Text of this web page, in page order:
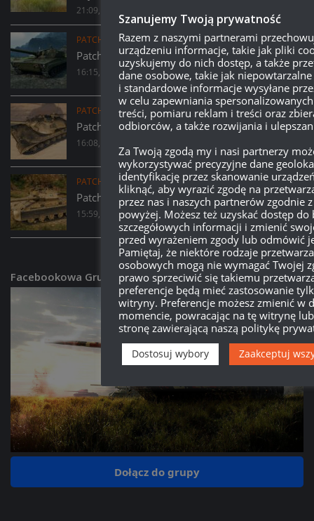
21:09, 2 LIPCA 2026
PATCHE WORLD OF TANKS
Patch 2.3.1: Kolczatka – opis i screeny
16:15, 29 CZERWCA 2026
PATCHE WORLD OF TANKS
Patch 2.3.1: 63TP Rycerski – opis i screeny
16:08, 29 CZERWCA 2026
PATCHE WORLD OF TANKS
Patch 2.3.1: Donnola – opis i screeny
15:59, 29 CZERWCA 2026
Facebookowa Grupa Wot
Dołącz do grupy
Szanujemy Twoją prywatność
Razem z naszymi partnerami
urządzeniu informacje, takie jak pliki
uzyskujemy do nich dostęp, a także
dane osobowe, takie jak
i standardowe informacje wysyłane
w celu zapewniania
treści, pomiaru reklam i treści oraz
odbiorców, a także rozwijania i
Za Twoją zgodą my i nasi partnerzy
wykorzystywać precyzyjne dane
identyfikację przez skanowanie
kliknąć, aby wyrazić zgodę na
przez nas i naszych partnerów zgodnie
powyżej. Możesz też uzyskać dostęp do
szczegółowych informacji i zmienić
przed wyrażeniem zgody lub odmówić
Pamiętaj, że niektóre rodzaje
osobowych mogą nie wymagać Twojej
prawo sprzeciwić się takiemu
preferencje będą mieć zastosowanie
witryny. Preferencje możesz zmienić w
momencie, powracając na tę witrynę
stronę zawierającą naszą politykę
Dostosuj wybory Zaakceptuj